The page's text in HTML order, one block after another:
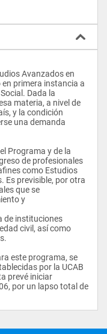
político
primera instancia a
Dada la
materia, a nivel de
y la condición
una demanda
Programa y de la
de profesionales
como Estudios
Es previsible, por otra
que se
y
de instituciones
civil, así como
este programa, se
por la UCAB
prevé iniciar
por un lapso total de